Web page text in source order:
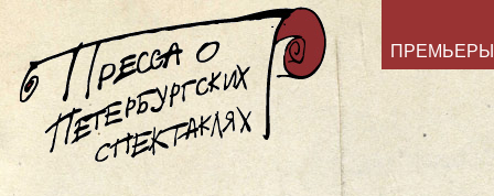
ПРЕМЬЕРЫ